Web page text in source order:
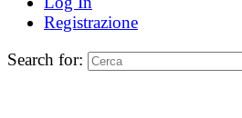
Registrazione
Search for: